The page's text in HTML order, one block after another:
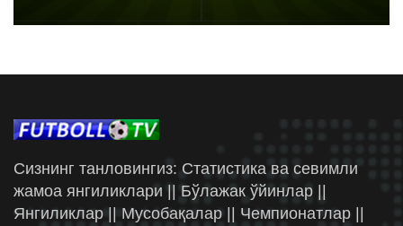
Сизнинг танловингиз: Статистика ва севимли
жамоа янгиликлари || Бўлажак ўйинлар ||
Янгиликлар || Мусобақалар || Чемпионатлар ||